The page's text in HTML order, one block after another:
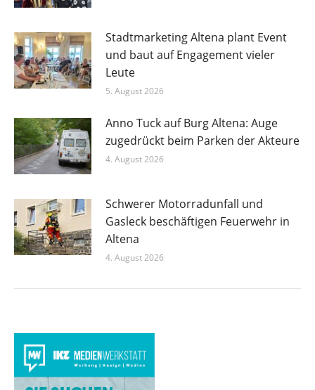
Stadtmarketing Altena plant Event
und baut auf Engagement vieler
Leute
5. August 2026
Anno Tuck auf Burg Altena: Auge
zugedrückt beim Parken der Akteure
4. August 2026
Schwerer Motorradunfall und
Gasleck beschäftigen Feuerwehr in
Altena
4. August 2026